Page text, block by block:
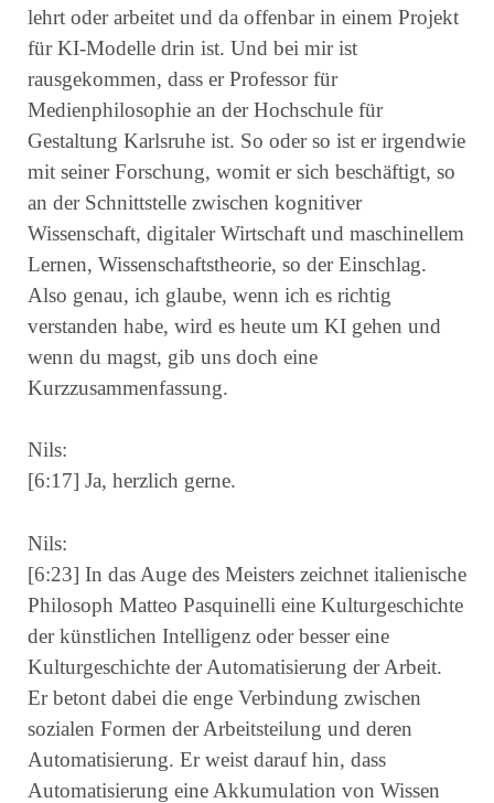
lehrt oder arbeitet und da offenbar in einem Projekt
für KI-Modelle drin ist. Und bei mir ist
rausgekommen, dass er Professor für
Medienphilosophie an der Hochschule für
Gestaltung Karlsruhe ist. So oder so ist er irgendwie
mit seiner Forschung, womit er sich beschäftigt, so
an der Schnittstelle zwischen kognitiver
Wissenschaft, digitaler Wirtschaft und maschinellem
Lernen, Wissenschaftstheorie, so der Einschlag.
Also genau, ich glaube, wenn ich es richtig
verstanden habe, wird es heute um KI gehen und
wenn du magst, gib uns doch eine
Kurzzusammenfassung.
Nils:
[6:17] Ja, herzlich gerne.
Nils:
[6:23] In das Auge des Meisters zeichnet italienische
Philosoph Matteo Pasquinelli eine Kulturgeschichte
der künstlichen Intelligenz oder besser eine
Kulturgeschichte der Automatisierung der Arbeit.
Er betont dabei die enge Verbindung zwischen
sozialen Formen der Arbeitsteilung und deren
Automatisierung. Er weist darauf hin, dass
Automatisierung eine Akkumulation von Wissen